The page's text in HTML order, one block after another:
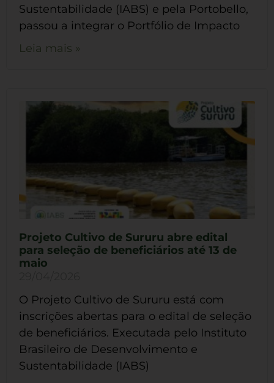
Sustentabilidade (IABS) e pela Portobello,
passou a integrar o Portfólio de Impacto
Leia mais »
Projeto Cultivo de Sururu abre edital
para seleção de beneficiários até 13 de
maio
O Projeto Cultivo de Sururu está com
inscrições abertas para o edital de seleção
de beneficiários. Executada pelo Instituto
Brasileiro de Desenvolvimento e
Sustentabilidade (IABS)